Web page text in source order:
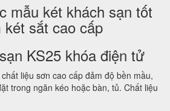
mẫu két khách sạn tốt
sắt cao cấp
KS25 khóa điện tử
liệu sơn cao cấp đảm độ bền mầu,
trong ngăn kéo hoặc bàn, tủ. Chất liệu